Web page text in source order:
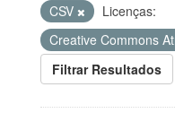
CSV
Licenças:
Creative Commons
Filtrar Resultados